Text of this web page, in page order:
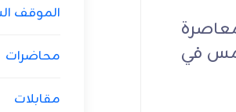
في
الموقف
محاضرات
مقابلات